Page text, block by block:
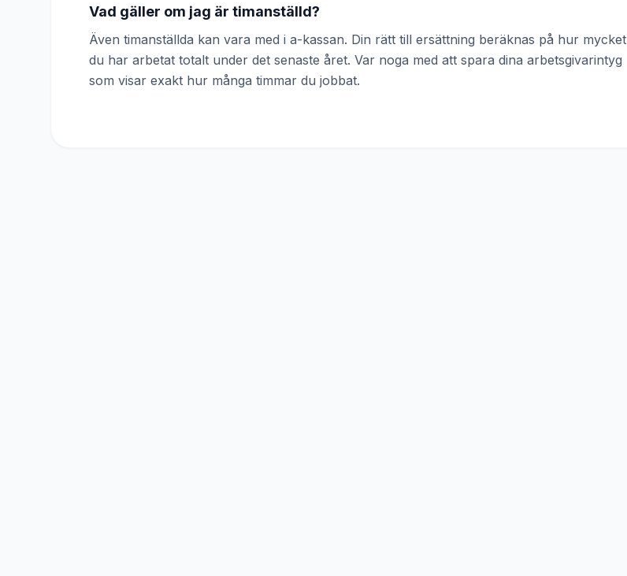
Vad gäller om jag är timanställd?
Även timanställda kan vara med i a-kassan. Din rätt till ersättning beräknas på hur mycket
du har arbetat totalt under det senaste året. Var noga med att spara dina arbetsgivarintyg
som visar exakt hur många timmar du jobbat.